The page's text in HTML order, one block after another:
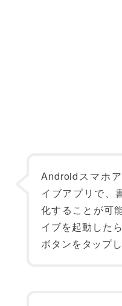
Androidスマホ
イブアプリで、
化することが可
イブを起動した
ボタンをタップし